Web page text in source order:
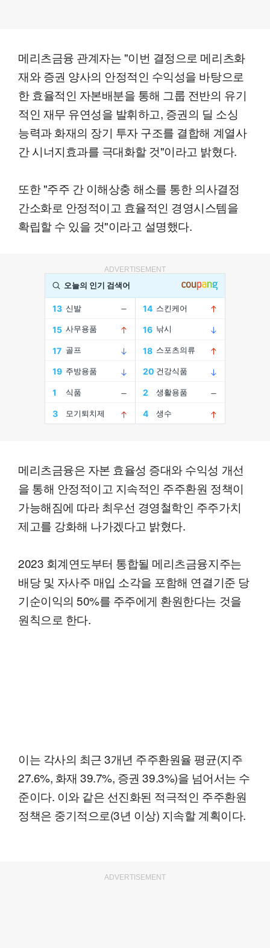
메리츠금융 관계자는 "이번 결정으로 메리츠화
재와 증권 양사의 안정적인 수익성을 바탕으로
한 효율적인 자본배분을 통해 그룹 전반의 유기
적인 재무 유연성을 발휘하고, 증권의 딜 소싱
능력과 화재의 장기 투자 구조를 결합해 계열사
간 시너지효과를 극대화할 것"이라고 밝혔다.
또한 "주주 간 이해상충 해소를 통한 의사결정
간소화로 안정적이고 효율적인 경영시스템을
확립할 수 있을 것"이라고 설명했다.
ADVERTISEMENT
메리츠금융은 자본 효율성 증대와 수익성 개선
을 통해 안정적이고 지속적인 주주환원 정책이
가능해짐에 따라 최우선 경영철학인 주주가치
제고를 강화해 나가겠다고 밝혔다.
2023 회계연도부터 통합될 메리츠금융지주는
배당 및 자사주 매입 소각을 포함해 연결기준 당
기순이익의 50%를 주주에게 환원한다는 것을
원칙으로 한다.
이는 각사의 최근 3개년 주주환원율 평균(지주
27.6%, 화재 39.7%, 증권 39.3%)을 넘어서는 수
준이다. 이와 같은 선진화된 적극적인 주주환원
정책은 중기적으로(3년 이상) 지속할 계획이다.
ADVERTISEMENT